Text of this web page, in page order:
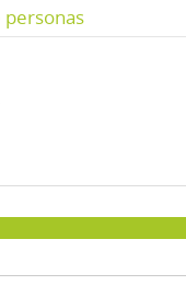
personas